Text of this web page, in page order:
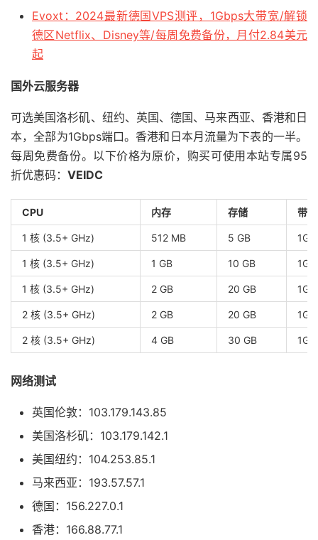
Evoxt：2024最新德国VPS测评，1Gbps大带宽/解锁
德区Netflix、Disney等/每周免费备份，月付2.84美元
起
国外云服务器
可选美国洛杉矶、纽约、英国、德国、马来西亚、香港和日
本，全部为1Gbps端口。香港和日本月流量为下表的一半。
每周免费备份。以下价格为原价，购买可使用本站专属95
折优惠码： VEIDC
CPU 内存 存储 带宽
1 核 (3.5+ GHz) 512 MB 5 GB
1 核 (3.5+ GHz) 1 GB 10 GB
1 核 (3.5+ GHz) 2 GB 20 GB
2 核 (3.5+ GHz) 2 GB 20 GB
2 核 (3.5+ GHz) 4 GB 30 GB
网络测试
英国伦敦：103.179.143.85
美国洛杉矶：103.179.142.1
美国纽约：104.253.85.1
马来西亚：193.57.57.1
德国：156.227.0.1
香港：166.88.77.1